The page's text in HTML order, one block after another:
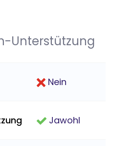
Unterstützung
Nein
Jawohl